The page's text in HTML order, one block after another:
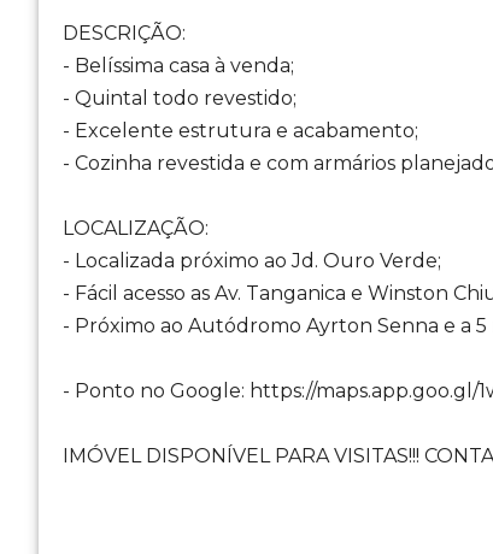
DESCRIÇÃO:
- Belíssima casa à venda;
- Quintal todo revestido;
- Excelente estrutura e acabamento;
- Cozinha revestida e com armários
LOCALIZAÇÃO:
- Localizada próximo ao Jd. Ouro Verde;
- Fácil acesso as Av. Tanganica e Winston
- Próximo ao Autódromo Ayrton Senna e a
- Ponto no Google: https://maps.app.goo.gl/
IMÓVEL DISPONÍVEL PARA VISITAS!!!